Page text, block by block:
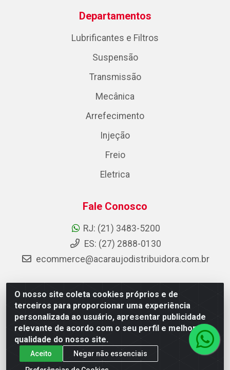
O nosso site coleta cookies próprios e de
terceiros para proporcionar uma experiência
personalizada ao usuário, apresentar publicidade
relevante de acordo com o seu perfil e melhorar a
qualidade do nosso site.
Aceito
Negar não essenciais
Departamentos
Lubrificantes e Filtros
Suspensão
Transmissão
Mecânica
Arrefecimento
Injeção
Freio
Eletrica
Fale Conosco
RJ: (21) 3483-5200
ES: (27) 2888-0130
ecommerce@acaraujodistribuidora.com.br
AC Araujo Distribuidora - Rua Carneiro de Campos, 42 -
São Cristóvão, Rio de Janeiro/RJ - CEP 20.920-410 -
CNPJ 08.744.753/0003-85